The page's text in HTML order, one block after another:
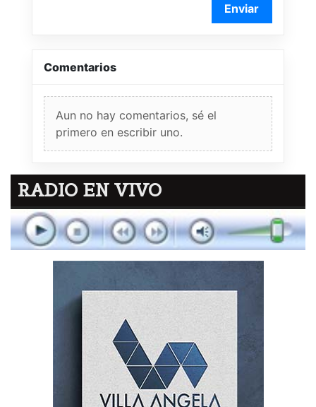
Enviar
Comentarios
Aun no hay comentarios, sé el
primero en escribir uno.
RADIO EN VIVO